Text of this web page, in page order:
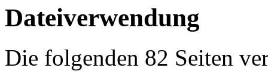
Dateiverwendung
Die folgenden 82 Seiten